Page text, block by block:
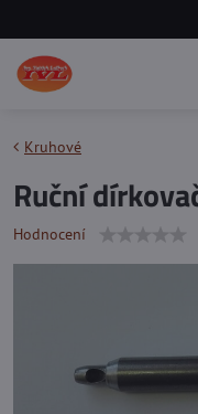
Kruhové
Ruční
Hodnocení